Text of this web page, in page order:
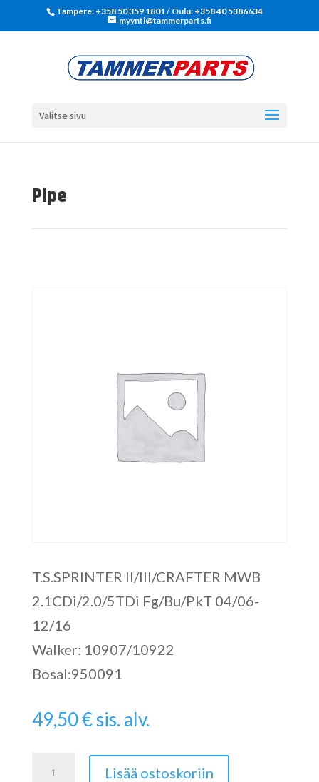
Tampere: +358 50 359 1801‬ / Oulu: +358 40 5386634
myynti@tammerparts.fi
Valitse sivu
Pipe
T.S.SPRINTER II/III/CRAFTER MWB
2.1CDi/2.0/5TDi Fg/Bu/PkT 04/06-
12/16
Walker: 10907/10922
Bosal:950091
49,50€sis. alv.
Lisää ostoskoriin